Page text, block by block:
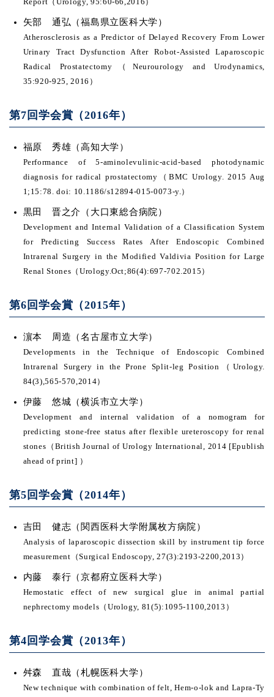
矢部 通弘（福島県立医科大学）
Atherosclerosis as a Predictor of Delayed Recovery From Lower
Urinary Tract Dysfunction After Robot-Assisted Laparoscopic
Radical Prostatectomy（Neurourology and Urodynamics,
35:920-925, 2016）
第7回学会賞（2016年）
福原 秀雄（高知大学）
Performance of 5-aminolevulinic-acid-based photodynamic
diagnosis for radical prostatectomy（BMC Urology. 2015 Aug
1;15:78. doi: 10.1186/s12894-015-0073-y.）
黒田 晋之介（大口東総合病院）
Development and Internal Validation of a Classification System
for Predicting Success Rates After Endoscopic Combined
Intrarenal Surgery in the Modified Valdivia Position for Large
Renal Stones（Urology.Oct;86(4):697-702.2015）
第6回学会賞（2015年）
濵本 周造（名古屋市立大学）
Developments in the Technique of Endoscopic Combined
Intrarenal Surgery in the Prone Split-leg Position（Urology.
84(3),565-570,2014）
伊藤 悠城（横浜市立大学）
Development and internal validation of a nomogram for
predicting stone-free status after flexible ureteroscopy for renal
stones（British Journal of Urology International, 2014 [Epublish
ahead of print] ）
第5回学会賞（2014年）
吉田 健志（関西医科大学附属枚方病院）
Analysis of laparoscopic dissection skill by instrument tip force
measurement（Surgical Endoscopy, 27(3):2193-2200,2013）
内藤 泰行（京都府立医科大学）
Hemostatic effect of new surgical glue in animal partial
nephrectomy models（Urology, 81(5):1095-1100,2013）
第4回学会賞（2013年）
舛森 直哉（札幌医科大学）
New technique with combination of felt, Hem-o-lok and Lapra-Ty